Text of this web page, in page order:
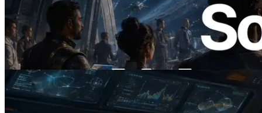
ERPC Lanceert x402-Enabled Solana
RPC — Het Tijdperk Waarin AI Agents
On Demand Voor API's Betalen
Lees dit artikel